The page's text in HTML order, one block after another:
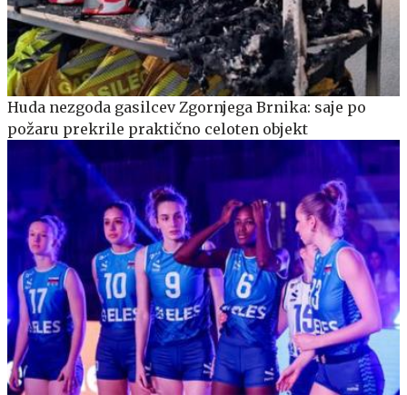
Huda nezgoda gasilcev Zgornjega Brnika: saje po
požaru prekrile praktično celoten objekt